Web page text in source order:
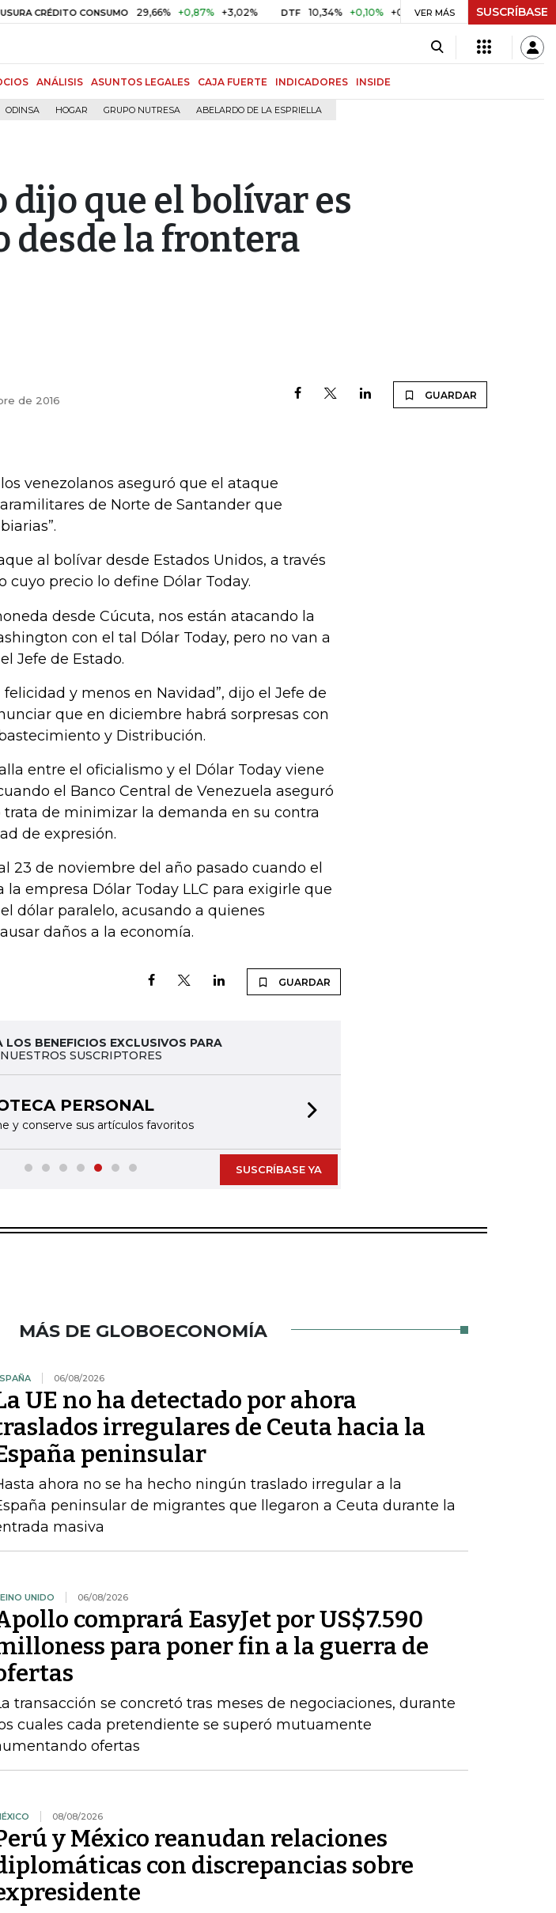
CONSUMO 29,66% +0,87% +3,02% DTF 10,34% +0,10% +0,98% UVR $ 416,96 +$ 0,05
VER MÁS SUSCRÍBASE
ANÁLISIS ASUNTOS LEGALES CAJA FUERTE INDICADORES INSIDE
ODINSA HOGAR GRUPO NUTRESA ABELARDO DE LA ESPRIELLA
dijo que el bolívar es
desde la frontera
de 2016 GUARDAR
venezolanos aseguró que el ataque
de Norte de Santander que
al bolívar desde Estados Unidos, a través
cuyo precio lo define Dólar Today.
desde Cúcuta, nos están atacando la
con el tal Dólar Today, pero no van a
Jefe de Estado.
y menos en Navidad”, dijo el Jefe de
que en diciembre habrá sorpresas con
y Distribución.
entre el oficialismo y el Dólar Today viene
el Banco Central de Venezuela aseguró
de minimizar la demanda en su contra
de expresión.
23 de noviembre del año pasado cuando el
empresa Dólar Today LLC para exigirle que
dólar paralelo, acusando a quienes
daños a la economía.
GUARDAR
LOS BENEFICIOS EXCLUSIVOS PARA
NUESTROS SUSCRIPTORES
PERSONAL
y conserve sus artículos favoritos
SUSCRÍBASE YA
MÁS DE GLOBOECONOMÍA
06/08/2026
UE no ha detectado por ahora
irregulares de Ceuta hacia la
peninsular
ahora no se ha hecho ningún traslado irregular a la
peninsular de migrantes que llegaron a Ceuta durante la
masiva
UNIDO 06/08/2026
comprará EasyJet por US$7.590
para poner fin a la guerra de
transacción se concretó tras meses de negociaciones, durante
cuales cada pretendiente se superó mutuamente
ofertas
08/08/2026
y México reanudan relaciones
con discrepancias sobre